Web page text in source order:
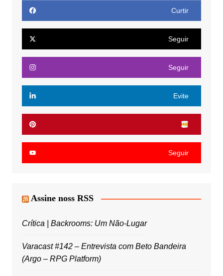
Curtir
Seguir
Seguir
Evite
Seguir
Assine noss RSS
Crítica | Backrooms: Um Não-Lugar
Varacast #142 – Entrevista com Beto Bandeira
(Argo – RPG Platform)